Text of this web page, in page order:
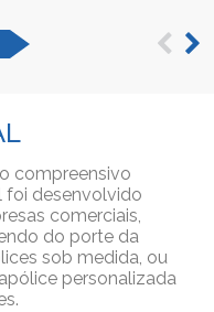
compreensivo
foi desenvolvido
comerciais,
do porte da
sob medida, ou
personalizada